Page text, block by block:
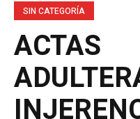
SIN CATEGORÍA
ACTAS